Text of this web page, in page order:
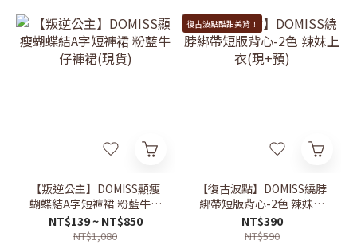
【叛逆公主】DOMISS顯瘦
蝴蝶結A字短褲裙 粉藍牛仔
褲裙(現貨)
NT$139 ~ NT$850
NT$1,080
復古波點酷甜美背！
【復古波點】DOMISS繞脖
綁帶短版背心-2色 辣妹上
衣(現+預)
NT$390
NT$590